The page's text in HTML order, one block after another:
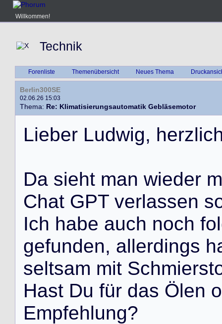
Willkommen!
Technik
Forenliste Themenübersicht Neues Thema
Berlin300SE
02.06.26 15:03
Thema: Re: Klimatisierungsautomatik Gebläsemotor
Lieber Ludwig, herzlic
Da sieht man wieder m
Chat GPT verlassen s
Ich habe auch noch fol
gefunden, allerdings h
seltsam mit Schmierst
Hast Du für das Ölen o
Empfehlung?